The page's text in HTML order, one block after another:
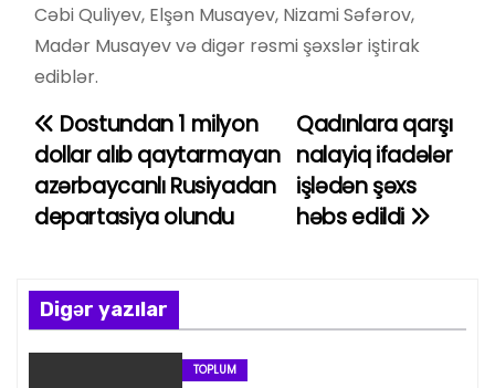
Cəbi Quliyev, Elşən Musayev, Nizami Səfərov,
Madər Musayev və digər rəsmi şəxslər iştirak
ediblər.
Y
a
z
n
a
Qadınlara qarşı
nalayiq ifadələr
işlədən şəxs
həbs edildi
Dostundan 1 milyon
dollar alıb qaytarmayan
azərbaycanlı Rusiyadan
departasiya olundu
Digər yazılar
TOPLUM